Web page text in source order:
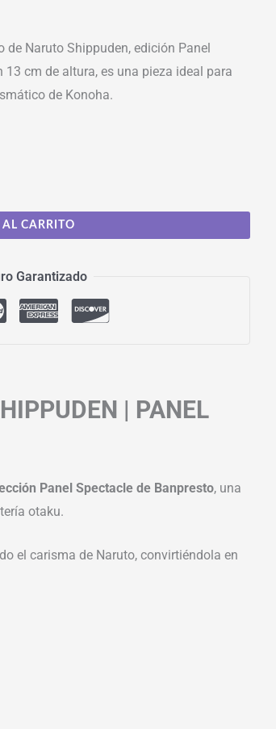
Naruto Shippuden, edición Panel
cm de altura, es una pieza ideal para
de Konoha.
CARRITO
Garantizado
| PANEL
Panel Spectacle de Banpresto, una
otaku.
el carisma de Naruto, convirtiéndola en